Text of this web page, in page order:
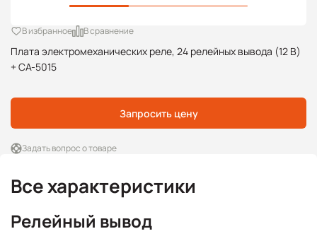
Плата электромеханических реле, 24 релейных вывода (12 В)
+ CA-5015
В избранное В сравнение
Запросить цену
Задать вопрос о товаре
Все характеристики
Релейный вывод